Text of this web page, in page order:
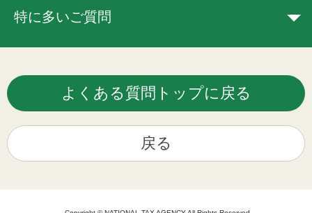
特に多いご質問
よくある質問トップに戻る
戻る